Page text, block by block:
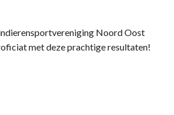
Noord Oost
met deze prachtige resultaten!